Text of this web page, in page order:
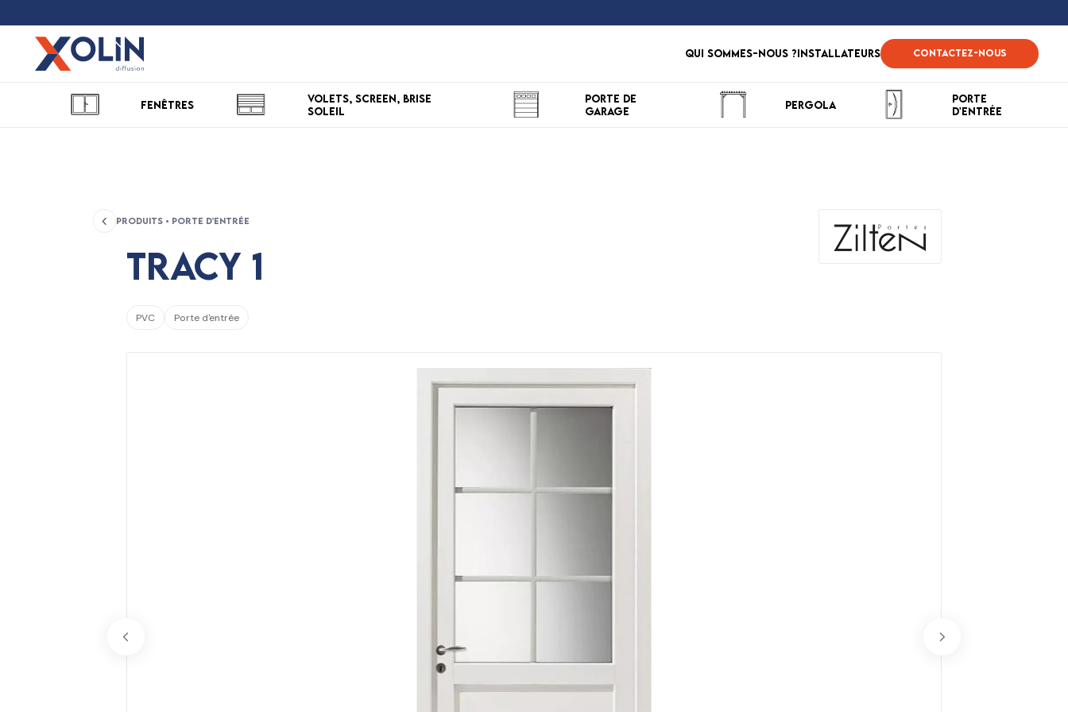
Qui sommes-nous ?Installateurs Contactez-nous
Fenêtres
Volets, Screen, Brise
soleil
Porte de
Garage
Pergola
Porte
d'entrée
Produits • Porte d'entrée
Tracy 1
PVC Porte d'entrée